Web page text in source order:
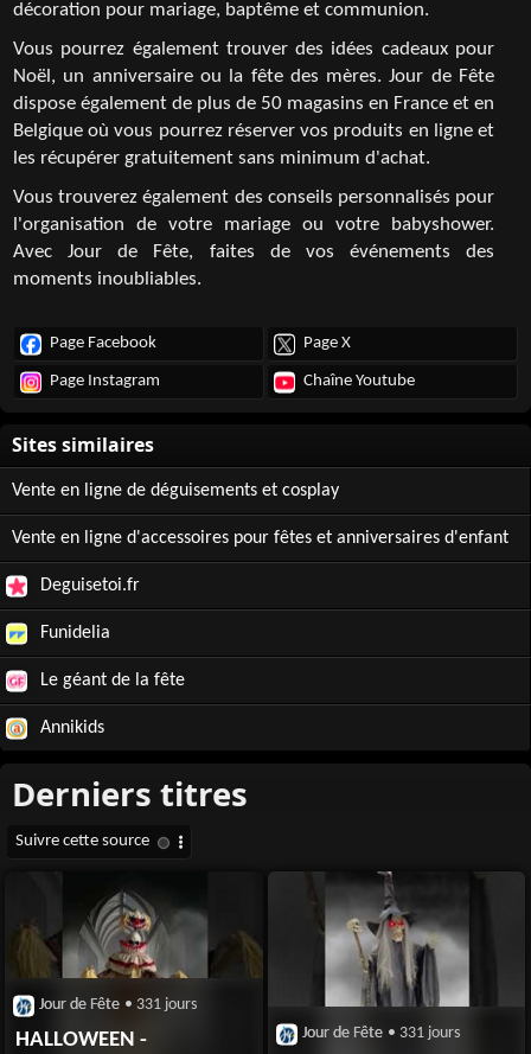
décoration pour mariage, baptême et communion.
Vous pourrez également trouver des idées cadeaux pour
Noël, un anniversaire ou la fête des mères. Jour de Fête
dispose également de plus de 50 magasins en France et en
Belgique où vous pourrez réserver vos produits en ligne et
les récupérer gratuitement sans minimum d'achat.
Vous trouverez également des conseils personnalisés pour
l'organisation de votre mariage ou votre babyshower.
Avec Jour de Fête, faites de vos événements des
moments inoubliables.
Page Facebook Page X
Page Instagram Chaîne Youtube
Vente en ligne de déguisements et cosplay
Vente en ligne d'accessoires pour fêtes et anniversaires d'enfant
Deguisetoi.fr
Funidelia
Le géant de la fête
Annikids
Jour de Fête • 331 jours
HALLOWEEN -
Jour de Fête • 331 jours